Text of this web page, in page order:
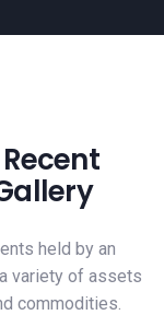
held by an
variety of assets
commodities.